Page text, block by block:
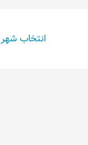
انتخاب شهر